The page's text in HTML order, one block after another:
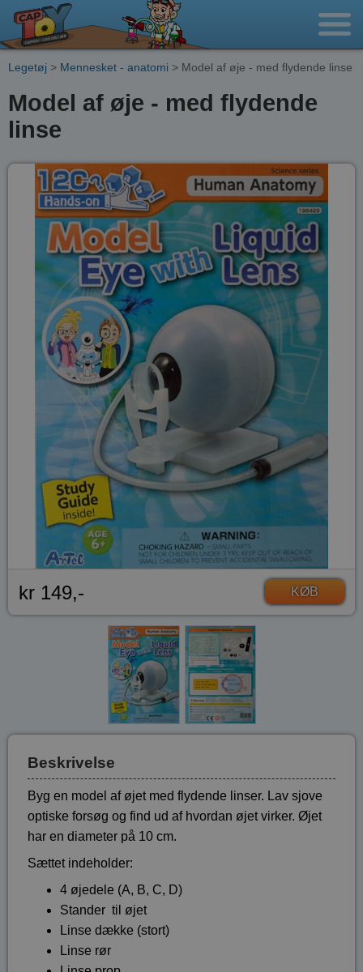
Legetøj > Mennesket - anatomi > Model af øje - med flydende linse
Model af øje - med flydende
linse
kr 149,- KØB
Beskrivelse
Byg en model af øjet med flydende linser. Lav sjove
optiske forsøg og find ud af hvordan øjet virker. Øjet
har en diameter på 10 cm.
Sættet indeholder:
4 øjedele (A, B, C, D)
Stander til øjet
Linse dække (stort)
Linse rør